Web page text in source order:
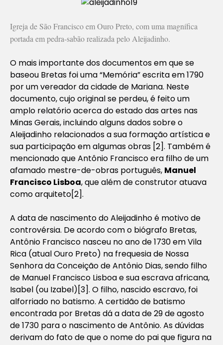
Igreja de São Francisco em Ouro Preto, com uma magnífica
portada em pedra-sabão realizada pelo Aleijadinho.
O mais importante dos documentos em que se
baseou Bretas foi uma “Memória” escrita em 1790
por um vereador da cidade de Mariana. Neste
documento, cujo original se perdeu, é feito um
amplo relatório acerca do estado das artes nas
Minas Gerais, incluindo alguns dados sobre o
Aleijadinho relacionados a sua formação artística e
sua participação em algumas obras [2]. Também é
mencionado que Antônio Francisco era filho de um
afamado mestre-de-obras português, Manuel
Francisco Lisboa, que além de construtor atuava
como arquiteto[2].
A data de nascimento do Aleijadinho é motivo de
controvérsia. De acordo com o biógrafo Bretas,
Antônio Francisco nasceu no ano de 1730 em Vila
Rica (atual Ouro Preto) na frequesia de Nossa
Senhora da Conceição de Antônio Dias, sendo filho
de Manuel Francisco Lisboa e sua escrava africana,
Isabel (ou Izabel)[3]. O filho, nascido escravo, foi
alforriado no batismo. A certidão de batismo
encontrada por Bretas dá a data de 29 de agosto
de 1730 para o nascimento de Antônio. As dúvidas
derivam do fato de que o nome do pai que figura na